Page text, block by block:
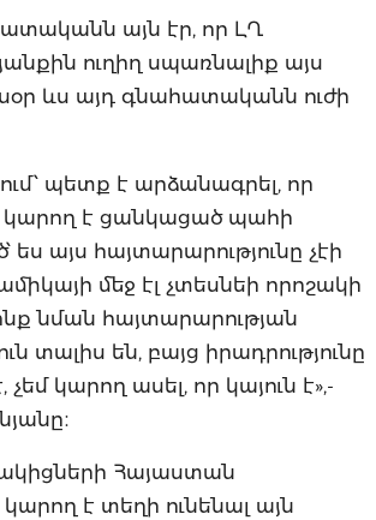
այն էր, որ ԼՂ
ուղիղ սպառնալիք այս
ևս այդ գնահատականն ուժի
պետք է արձանագրել, որ
կարող է ցանկացած պահի
ես այս հայտարարությունը չէի
մեջ էլ չտեսնեի որոշակի
նման հայտարարության
տալիս են, բայց իրադրությունը
կարող ասել, որ կայուն է»,-
Հայաստան
է տեղի ունենալ այն